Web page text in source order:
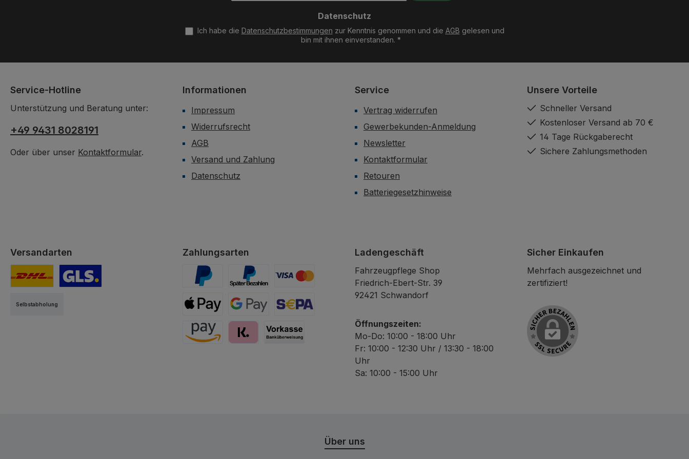
Datenschutz
Ich habe die Datenschutzbestimmungen zur Kenntnis genommen und die AGB gelesen und
bin mit ihnen einverstanden. *
Service-Hotline
Unterstützung und Beratung unter:
+49 9431 8028191
Oder über unser Kontaktformular.
Informationen
Impressum
Widerrufsrecht
AGB
Versand und Zahlung
Datenschutz
Service
Vertrag widerrufen
Gewerbekunden-Anmeldung
Newsletter
Kontaktformular
Retouren
Batteriegesetzhinweise
Unsere Vorteile
Schneller Versand
Kostenloser Versand ab 70 €
14 Tage Rückgaberecht
Sichere Zahlungsmethoden
Versandarten
Selbstabholung
Zahlungsarten
Kredit- oder Debitkarte
Apple Pay Google Pay
Ladengeschäft
Fahrzeugpflege Shop
Friedrich-Ebert-Str. 39
92421 Schwandorf
Öffnungszeiten:
Mo-Do: 10:00 - 18:00 Uhr
Fr: 10:00 - 12:30 Uhr / 13:30 - 18:00
Uhr
Sa: 10:00 - 15:00 Uhr
Sicher Einkaufen
Mehrfach ausgezeichnet und
zertifiziert!
Über uns